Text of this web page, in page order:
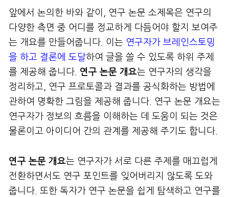
앞에서 논의한 바와 같이, 연구 논문 소제목은 연구의
다양한 측면 중 어디를 정교하게 다듬어야 할지 보여주
는 개요를 만들어줍니다. 이는 연구자가 브레인스토밍
을 하고 결론에 도달하여 글을 쓸 수 있도록 하위 주제
를 제공해 줍니다. 연구 논문 개요는 연구자의 생각을
정리하고, 연구 프로토콜과 결과를 공식화하는 방법에
관하여 명확한 그림을 제공해 줍니다. 연구 논문 개요는
연구자가 정보의 흐름을 이해하는 데 도움이 되는 것은
물론이고 아이디어 간의 관계를 제공해 주기도 합니다.
연구 논문 개요는 연구자가 서로 다른 주제를 매끄럽게
전환하면서도 연구 포인트를 잊어버리지 않도록 도와
줍니다. 또한 독자가 연구 논문을 쉽게 탐색하고 연구를